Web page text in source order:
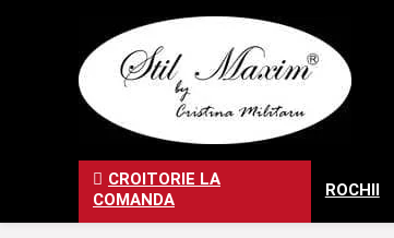
CROITORIE LA
COMANDA
ROCHII